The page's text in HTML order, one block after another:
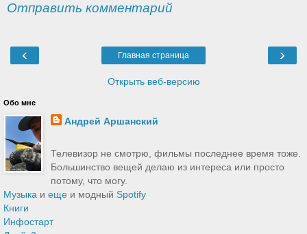
Отправить комментарий
‹ ›
Главная страница
Открыть веб-версию
Обо мне
Андрей Аршанский
Телевизор не смотрю, фильмы последнее время тоже.
Большинство вещей делаю из интереса или просто
потому, что могу.
Музыка и еще и модный Spotify
Книги
Инфостарт